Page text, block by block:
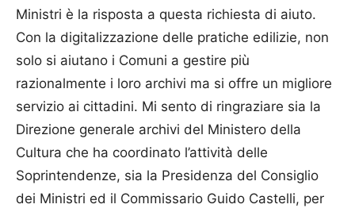
Ministri è la risposta a questa richiesta di aiuto.
Con la digitalizzazione delle pratiche edilizie, non
solo si aiutano i Comuni a gestire più
razionalmente i loro archivi ma si offre un migliore
servizio ai cittadini. Mi sento di ringraziare sia la
Direzione generale archivi del Ministero della
Cultura che ha coordinato l’attività delle
Soprintendenze, sia la Presidenza del Consiglio
dei Ministri ed il Commissario Guido Castelli, per